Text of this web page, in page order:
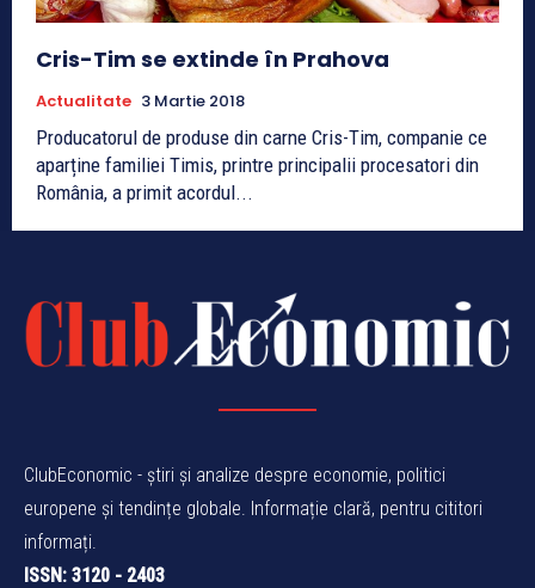
Cris-Tim se extinde în Prahova
Actualitate 3 Martie 2018
Producatorul de produse din carne Cris-Tim, companie ce
aparține familiei Timis, printre principalii procesatori din
România, a primit acordul...
ClubEconomic - știri și analize despre economie, politici
europene și tendințe globale. Informație clară, pentru cititori
informați.
ISSN: 3120 - 2403